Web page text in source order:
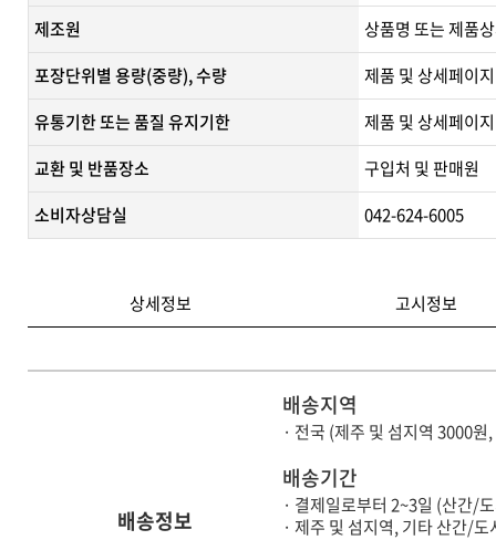
제조원
상품명 또는 제품
포장단위별 용량(중량), 수량
제품 및 상세페이
유통기한 또는 품질 유지기한
제품 및 상세페이
교환 및 반품장소
구입처 및 판매원
소비자상담실
042-624-6005
상세정보 고시정보
배송정보
배송지역
· 전국 (제주 및 섬지역 3000
배송기간
· 결제일로부터 2~3일 (산간/
· 제주 및 섬지역, 기타 산간/